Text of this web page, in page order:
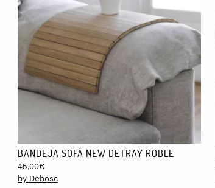
Su original diseño ha sido reconocido en los
CUIDADOS:
La madera está barnizada así que se puede
ENVÍOS GRATIS:
Envíos a España gratis, excepto Baleares y
BANDEJA SOFÁ NEW DETRAY ROBLE
45,00€
by Debosc